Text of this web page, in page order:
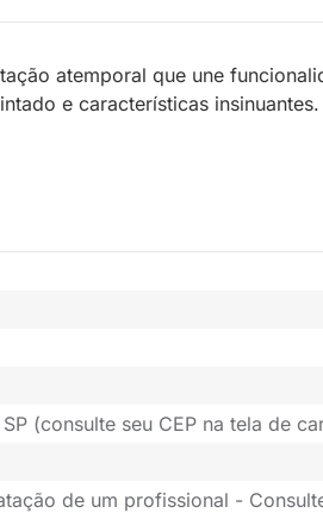
atemporal que une
e características insinuantes.
(consulte seu CEP na tela de
de um profissional -